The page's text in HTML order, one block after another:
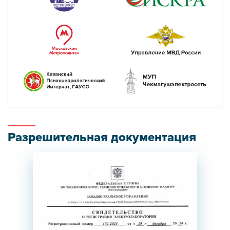
Разрешительная документация